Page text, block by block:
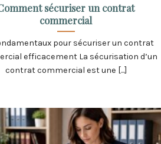
sécuriser un contrat
commercial
pour sécuriser un contrat
efficacement La sécurisation d’un
contrat commercial est une [...]